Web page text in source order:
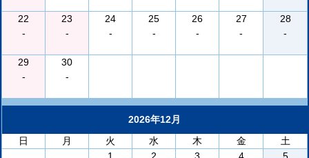
22
-
23
-
24
-
25
-
26
-
27
-
28
-
29
-
30
-
2026年12月
日
月 火 水 木 金
土